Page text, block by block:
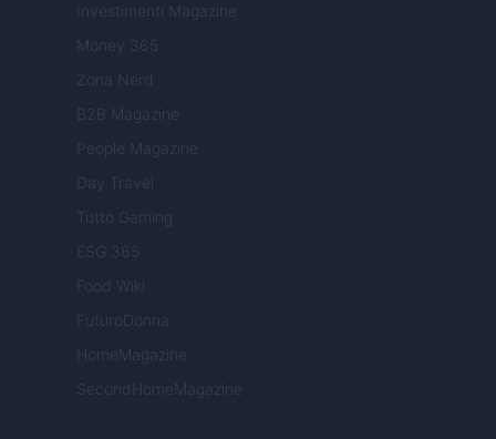
Investimenti Magazine
Money 365
Zona Nerd
B2B Magazine
People Magazine
Day Travel
Tutto Gaming
ESG 365
Food Wiki
FuturoDonna
HomeMagazine
SecondHomeMagazine